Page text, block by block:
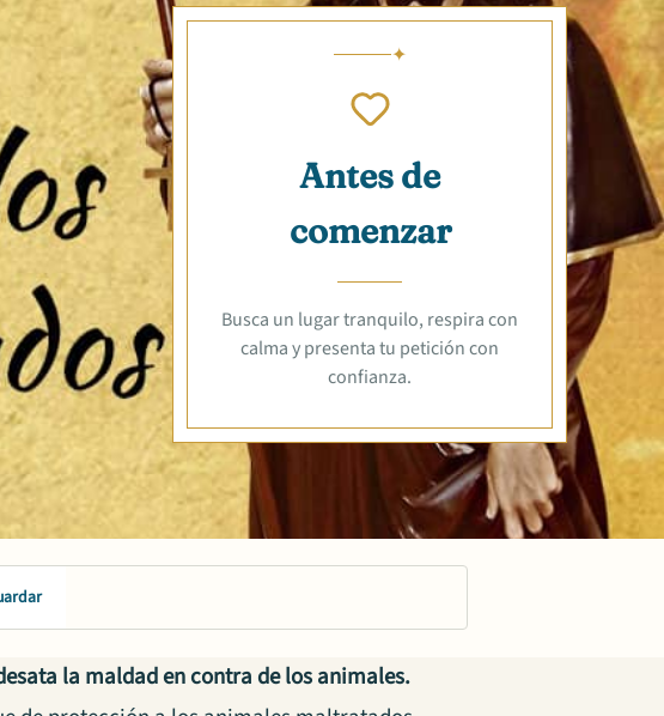
Antes de
comenzar
Busca un lugar tranquilo, respira con
calma y presenta tu petición con
confianza.
la maldad en contra de los animales.